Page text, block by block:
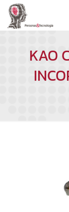
KAO